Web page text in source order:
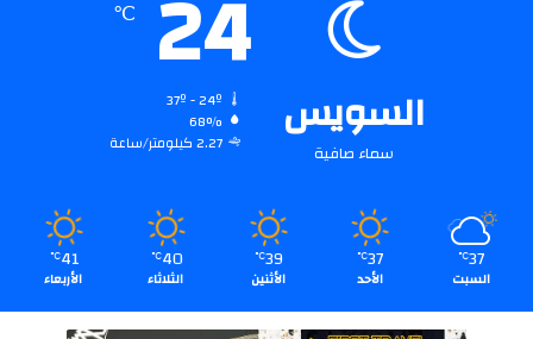
السويس
سماء صافية
24
℃
68%
2.27 كيلومتر/ساعة
37
℃
السبت
37
℃
الأحد
39
℃
الأثنين
40
℃
الثلاثاء
41
℃
الأربعاء